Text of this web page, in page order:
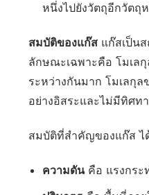
หนึ่งไปยังวัตถุอีกวัตถุ
สมบัติของแก๊ส แก๊สเป็น
ลักษณะเฉพาะคือ โมเล
ระหว่างกันมาก โมเลกุ
อย่างอิสระและไม่มีทิศท
สมบัติที่สำคัญของแก๊ส ไ
ความดันคือ แรงกระ